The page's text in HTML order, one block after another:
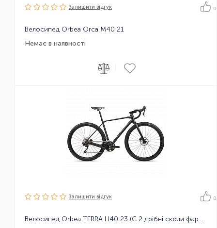
Залишити вiдгук 0
Велосипед Orbea Orca M40 21
Немає в наявності
Залишити вiдгук 0
Велосипед Orbea TERRA H40 23 (Є 2 дрібні сколи фарби на ручці гальма)